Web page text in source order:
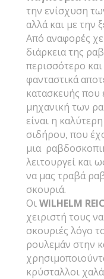
την ενίσχυση
αλλά και με την
Από αναφορές
διάρκεια της
περισσότερο
φανταστικά
κατασκευής που
μηχανική των
είναι η
σιδήρου, που
μια
λειτουργεί και
να μας τραβά
σκουριά.
ΟιWILHELM
χειριστή τους
σκουριές λόγο
ρουλεμάν στην
κρύσταλλοι